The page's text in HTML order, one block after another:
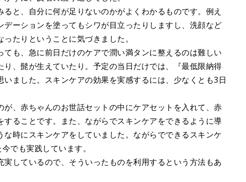
と、自分に何が足りないのかがよくわかるものです。例え
ーションを塗ってもシワが目立ったりしますし、洗顔など
たりということに気づきました。
も、急に前日だけのケアで潤い満タンに整えるのは難しい
り、髭が生えていたり。予定の当日だけでは、『最低限納得
ました。スキンケアの効果を実感するには、少なくとも3日
、赤ちゃんのお世話セットの中にケアセットを入れて、赤
ることです。また、ながらでスキンケアをできるように導
時にスキンケアをしていました。ながらでできるスキンケ
でも実践しています。
しているので、そういったものを利用するという方法もあ